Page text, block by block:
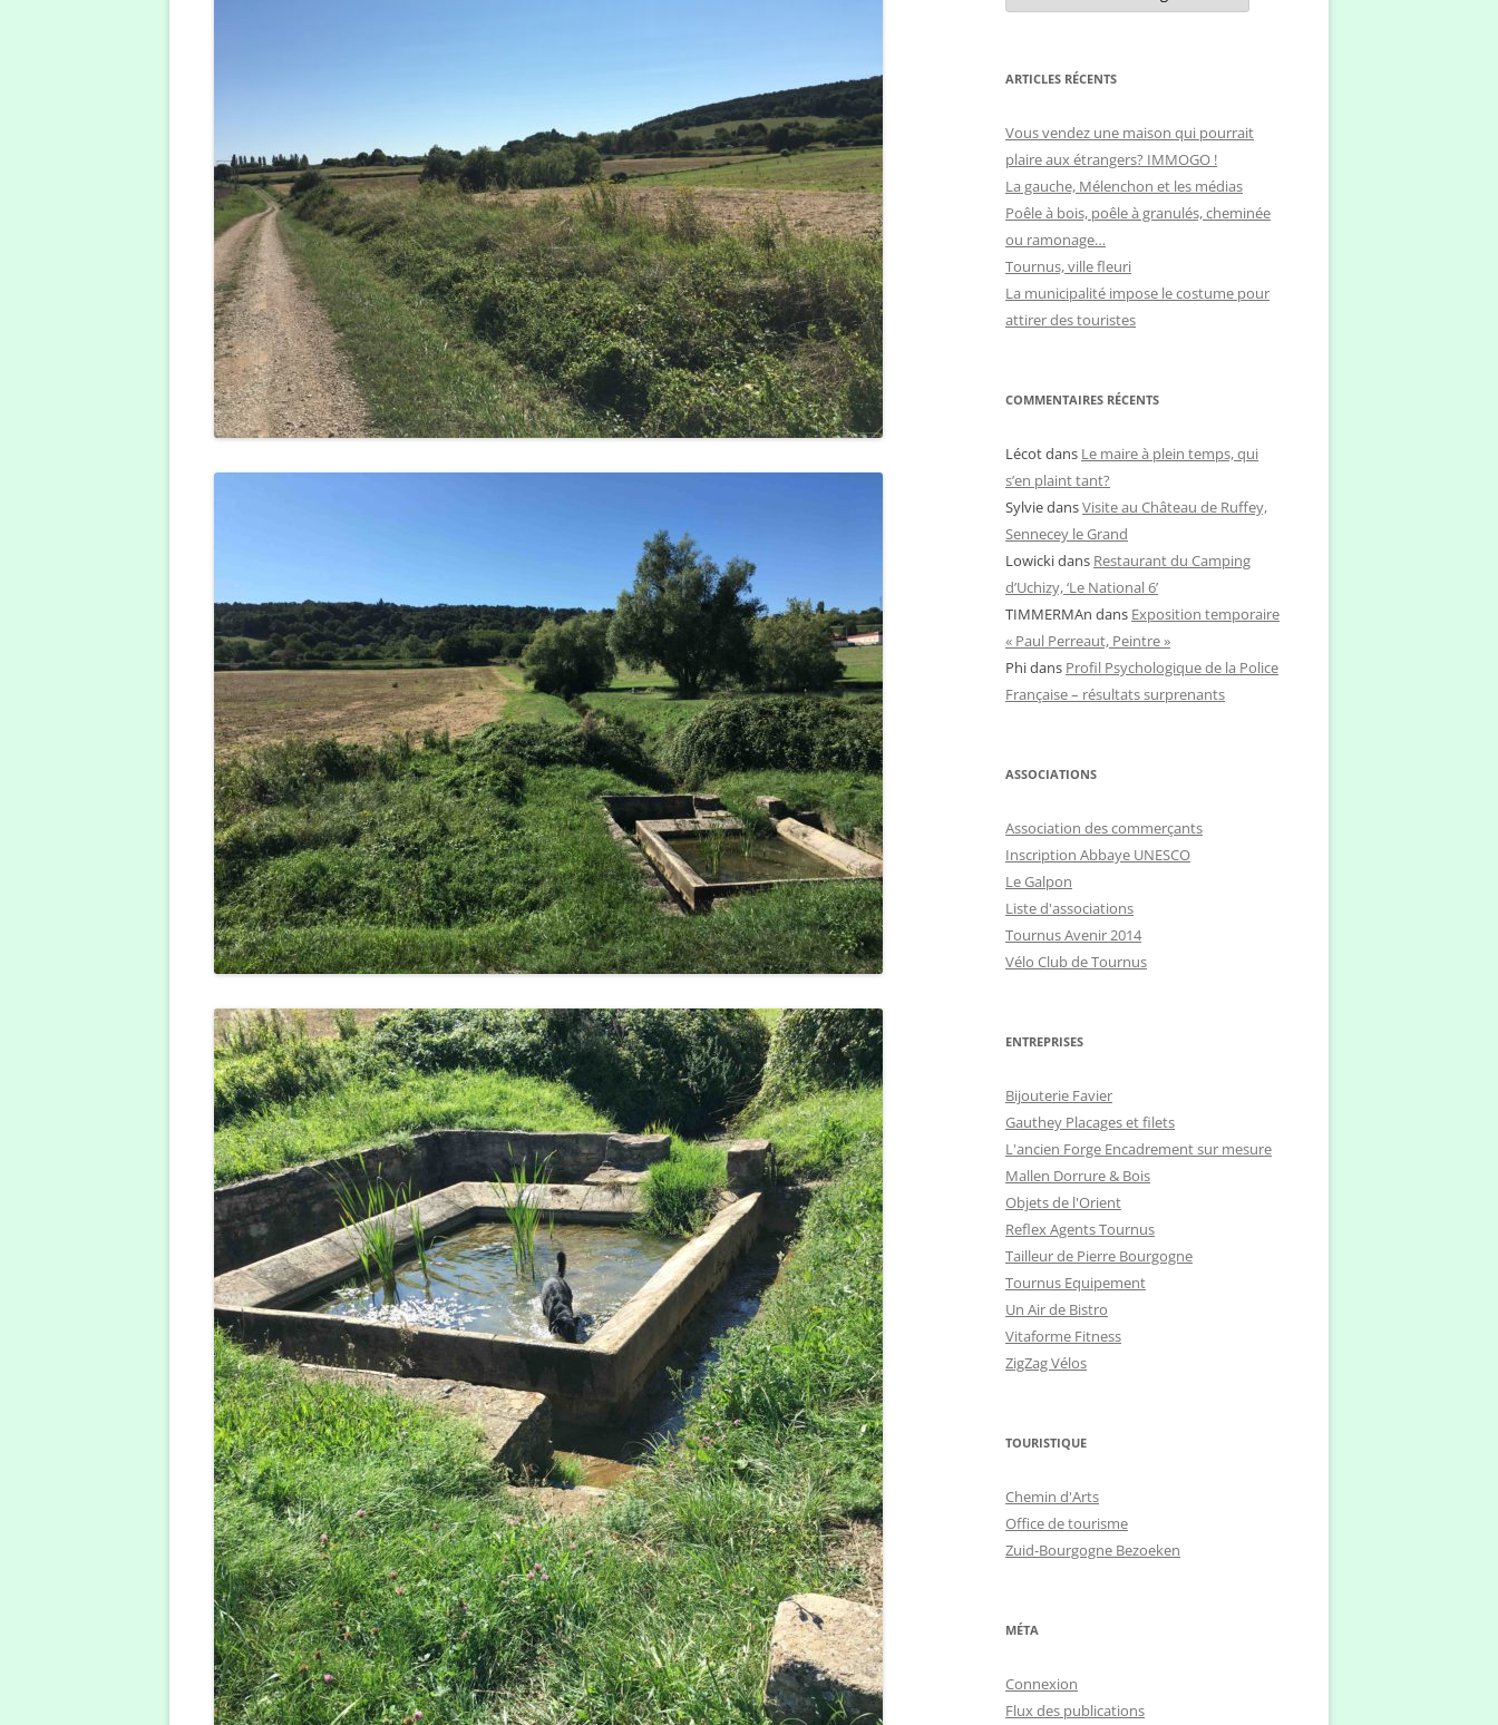
t
r
i
ARTICLES RÉCENTS
Vous vendez une maison qui pourrait
plaire aux étrangers? IMMOGO !
La gauche, Mélenchon et les médias
Poêle à bois, poêle à granulés, cheminée
ou ramonage…
Tournus, ville fleuri
La municipalité impose le costume pour
attirer des touristes
COMMENTAIRES RÉCENTS
Lécotdans Le maire à plein temps, qui
s’en plaint tant?
SylviedansVisite au Château de Ruffey,
Sennecey le Grand
Lowickidans Restaurant du Camping
d’Uchizy, ‘Le National 6’
TIMMERMAn dans Exposition temporaire
« Paul Perreaut, Peintre »
Phidans Profil Psychologique de la Police
Française – résultats surprenants
ASSOCIATIONS
Association des commerçants
Inscription Abbaye UNESCO
Le Galpon
Liste d'associations
Tournus Avenir 2014
Vélo Club de Tournus
ENTREPRISES
Bijouterie Favier
Gauthey Placages et filets
L'ancien Forge Encadrement sur mesure
Mallen Dorrure & Bois
Objets de l'Orient
Reflex Agents Tournus
Tailleur de Pierre Bourgogne
Tournus Equipement
Un Air de Bistro
Vitaforme Fitness
ZigZag Vélos
TOURISTIQUE
Chemin d'Arts
Office de tourisme
Zuid-Bourgogne Bezoeken
MÉTA
Connexion
Flux des publications